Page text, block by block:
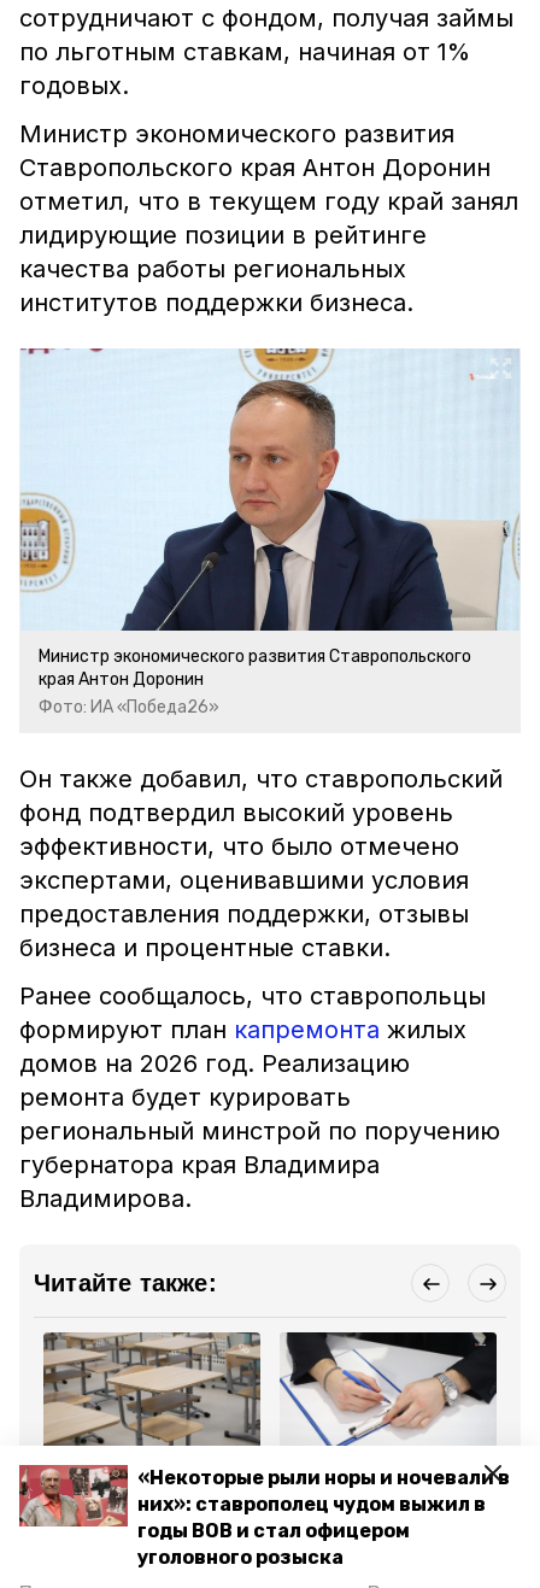
«Некоторые рыли норы и ночевали в
них»: ставрополец чудом выжил в
годы ВОВ и стал офицером
уголовного розыска
сотрудничают с фондом, получая займы
по льготным ставкам, начиная от 1%
годовых.
Министр экономического развития
Ставропольского края Антон Доронин
отметил, что в текущем году край занял
лидирующие позиции в рейтинге
качества работы региональных
институтов поддержки бизнеса.
Министр экономического развития Ставропольского
края Антон Доронин
Фото: ИА «Победа26»
Он также добавил, что ставропольский
фонд подтвердил высокий уровень
эффективности, что было отмечено
экспертами, оценивавшими условия
предоставления поддержки, отзывы
бизнеса и процентные ставки.
Ранее сообщалось, что ставропольцы
формируют план капремонта жилых
домов на 2026 год. Реализацию
ремонта будет курировать
региональный минстрой по поручению
губернатора края Владимира
Владимирова.
Читайте также:
Общество
5 августа 2025, 15:14
Глава Ставрополья
поручил проверить
готовность школ к
учебному году
23 июля 2025, 14:33
Ставропольским
бизнесменам в
туротрасли вернут до
60% от затрат на